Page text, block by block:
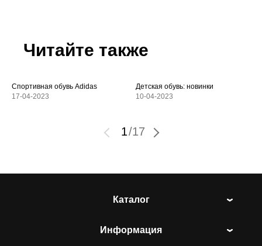
Читайте также
Спортивная обувь Adidas
17-04-2023
Детская обувь: новинки
10-04-2023
1/17
Каталог
Информация